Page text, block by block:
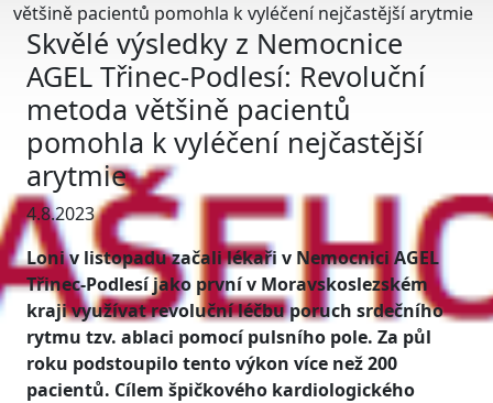
většině pacientů pomohla k vyléčení nejčastější arytmie
Skvělé výsledky z Nemocnice
AGEL Třinec-Podlesí: Revoluční
metoda většině pacientů
pomohla k vyléčení nejčastější
arytmie
4.8.2023
Loni v listopadu začali lékaři v Nemocnici AGEL
Třinec-Podlesí jako první v Moravskoslezském
kraji využívat revoluční léčbu poruch srdečního
rytmu tzv. ablaci pomocí pulsního pole. Za půl
roku podstoupilo tento výkon více než 200
pacientů. Cílem špičkového kardiologického